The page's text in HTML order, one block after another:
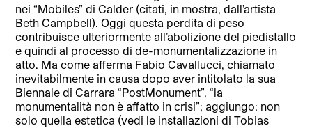
nei “Mobiles” di Calder (citati, in mostra, dall’artista
Beth Campbell). Oggi questa perdita di peso
contribuisce ulteriormente all’abolizione del piedistallo
e quindi al processo di de-monumentalizzazione in
atto. Ma come afferma Fabio Cavallucci, chiamato
inevitabilmente in causa dopo aver intitolato la sua
Biennale di Carrara “PostMonument”, “la
monumentalità non è affatto in crisi”; aggiungo: non
solo quella estetica (vedi le installazioni di Tobias